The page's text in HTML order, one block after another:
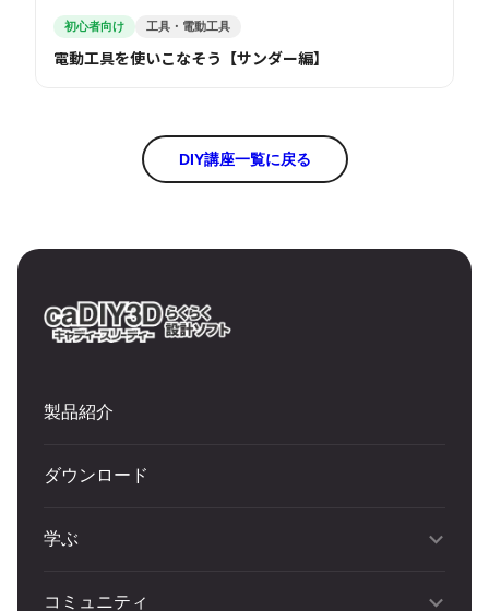
初心者向け 工具・電動工具
電動工具を使いこなそう【サンダー編】
DIY講座一覧に戻る
製品紹介
ダウンロード
学ぶ
コミュニティ